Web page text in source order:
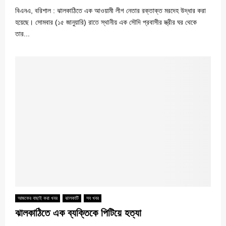
বিএনএ, বরিশাল : ঝালকাঠিতে এক আওয়ামী লীগ নেতার রক্তাক্ত মরদেহ উদ্ধার করা
হয়েছে। সোমবার (১৫ জানুয়ারি) রাতে স্থানীয় এক সৌদি প্রবাসীর স্ত্রীর ঘর থেকে
তার...
আজকের বাছাই করা খবর ঝালকাটি সব খবর
ঝালকাঠিতে এক ব্যক্তিকে পিটিয়ে হত্যা